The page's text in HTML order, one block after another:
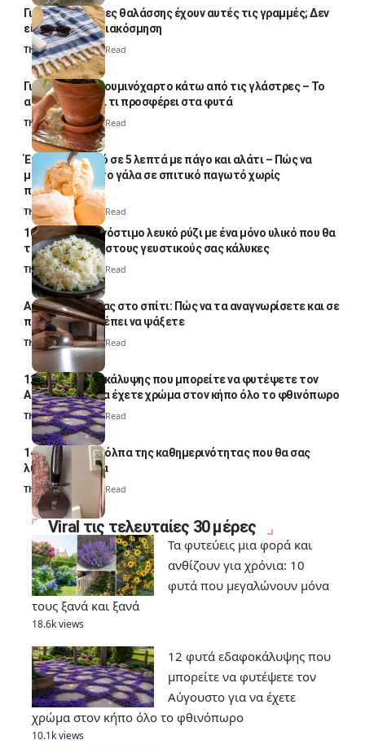
Γιατί οι πετσέτες θαλάσσης έχουν αυτές τις γραμμές; Δεν
είναι μόνο για διακόσμηση
Thali Ombre5 Min Read
Γιατί βάζουν αλουμινόχαρτο κάτω από τις γλάστρες – Το
απλό κόλπο και τι προσφέρει στα φυτά
Thali Ombre4 Min Read
Έτοιμο παγωτό σε 5 λεπτά με πάγο και αλάτι – Πώς να
μετατρέψετε το γάλα σε σπιτικό παγωτό χωρίς
παγωτομηχανή
Thali Ombre 4 Min Read
10 φορές ποιο νόστιμο λευκό ρύζι με ένα μόνο υλικό που θα
το απογειώσει στους γευστικούς σας κάλυκες
Thali Ombre4 Min Read
Αυγά κατσαρίδας στο σπίτι: Πώς να τα αναγνωρίσετε και σε
ποια σημεία πρέπει να ψάξετε
Thali Ombre4 Min Read
12 φυτά εδαφοκάλυψης που μπορείτε να φυτέψετε τον
Αύγουστο για να έχετε χρώμα στον κήπο όλο το φθινόπωρο
Thali Ombre7 Min Read
14 πανέξυπνα κόλπα της καθημερινότητας που θα σας
λύσουν τα χέρια
Thali Ombre 6 Min Read
Viral τις τελευταίες 30 μέρες
Τα φυτεύεις μια φορά και
ανθίζουν για χρόνια: 10
φυτά που μεγαλώνουν μόνα
τους ξανά και ξανά
18.6k views
12 φυτά εδαφοκάλυψης που
μπορείτε να φυτέψετε τον
Αύγουστο για να έχετε
χρώμα στον κήπο όλο το φθινόπωρο
10.1k views